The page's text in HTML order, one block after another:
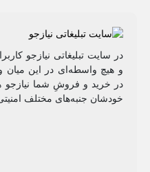
در سایت تبلیغاتی نیازجو
و هیچ واسطه‌ای در این میان
در خرید و فروشِ شما نیازجو
خودشان جنبه‌های مختلف